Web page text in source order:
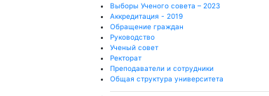
Выборы Ученого совета – 2023
Аккредитация - 2019
Обращение граждан
Руководство
Ученый совет
Ректорат
Преподаватели и сотрудники
Общая структура университета